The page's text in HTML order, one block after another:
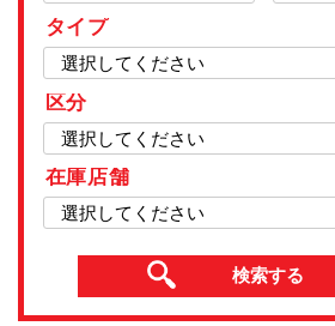
タイプ
区分
在庫店舗